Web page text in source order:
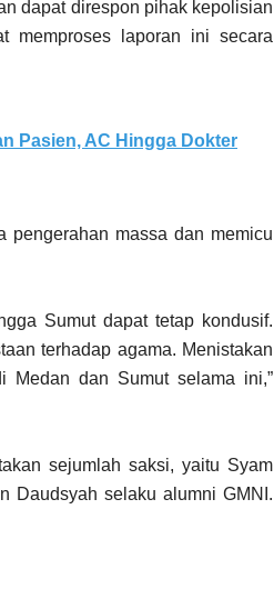
dapat direspon pihak kepolisian
memproses laporan ini secara
Pasien, AC Hingga Dokter
pengerahan massa dan memicu
Sumut dapat tetap kondusif.
terhadap agama. Menistakan
Medan dan Sumut selama ini,”
sejumlah saksi, yaitu Syam
Daudsyah selaku alumni GMNI.